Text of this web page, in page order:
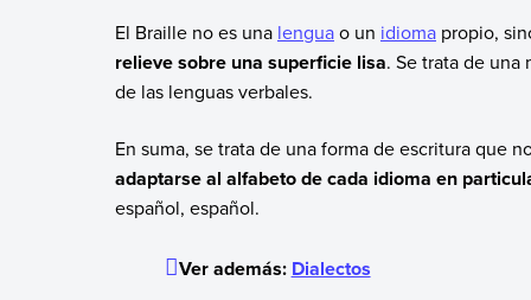
El Braille no es una lenguao un idiomapropio,
relieve sobre una superficie lisa. Se trata de
de las lenguas verbales.
En suma, se trata de una forma de escritura que
adaptarse al alfabeto de cada idioma en
español, español.
Ver además: Dialectos